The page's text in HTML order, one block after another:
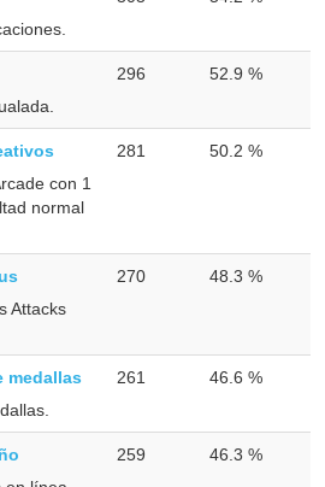
296 52.9 %
con 1
normal
281 50.2 %
Attacks
270 48.3 %
medallas
261 46.6 %
259 46.3 %